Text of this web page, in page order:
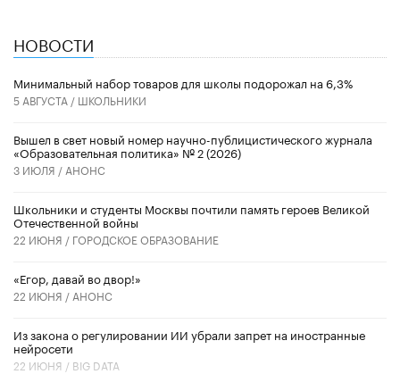
НОВОСТИ
Минимальный набор товаров для школы подорожал на 6,3%
5 АВГУСТА / ШКОЛЬНИКИ
Вышел в свет новый номер научно-публицистического журнала
«Образовательная политика» № 2 (2026)
3 ИЮЛЯ / АНОНС
Школьники и студенты Москвы почтили память героев Великой
Отечественной войны
22 ИЮНЯ / ГОРОДСКОЕ ОБРАЗОВАНИЕ
«Егор, давай во двор!»
22 ИЮНЯ / АНОНС
Из закона о регулировании ИИ убрали запрет на иностранные
нейросети
22 ИЮНЯ / BIG DATA